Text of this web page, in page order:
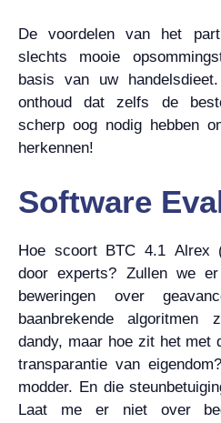
De voordelen van het
slechts mooie
basis van uw
onthoud dat zelfs de
scherp oog nodig hebben
herkennen!
Software
Hoe scoort BTC 4.1 Alrex
door experts? Zullen we
beweringen over
baanbrekende
dandy, maar hoe zit het met
transparantie van
modder. En die
Laat me er niet over